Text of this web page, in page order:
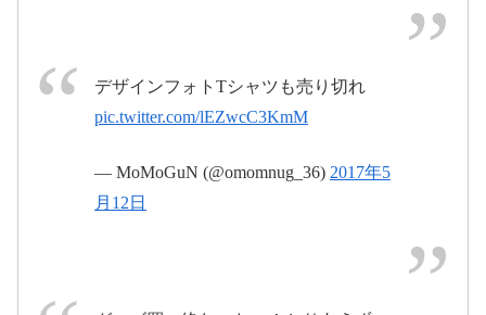
2017年5月12
日
EXILE TRIBE CARD | チケット先行抽選予
EXILE TRIBE CARD会員様限定！チケット先行抽選
www.exiletribecard.jp
デザインフォトTシャツも売り切れ
pic.twitter.com/lEZwcC3KmM
— MoMoGuN (@omomnug_36) 2017年5
月12日